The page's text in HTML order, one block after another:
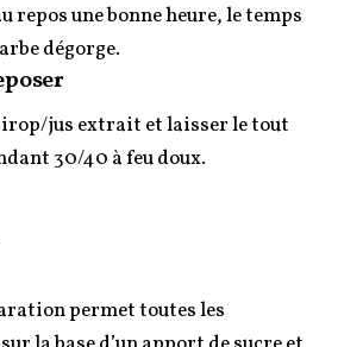
repos une bonne heure, le temps
dégorge.
jus extrait et laisser le tout
30/40 à feu doux.
permet toutes les